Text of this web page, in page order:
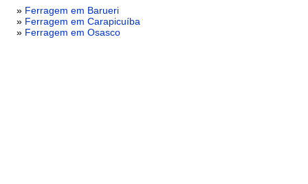
» Ferragem em Barueri
» Ferragem em Carapicuíba
» Ferragem em Osasco